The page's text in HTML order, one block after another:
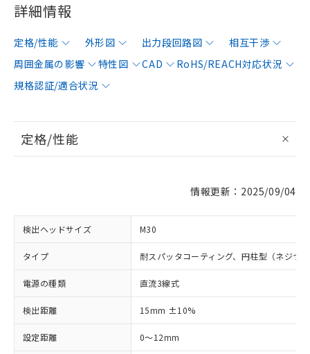
詳細情報
定格/性能 外形図 出力段回路図
相互干渉
周囲金属の影響
特性図 CAD
RoHS/REACH対応状況
規格認証/適合状況
定格/性能
情報更新：2025/09/04
検出ヘッドサイズ M30
タイプ 耐スパッタコーティング、円柱型（ネジつ
電源の種類 直流3線式
検出距離 15mm ±10%
設定距離 0～12mm